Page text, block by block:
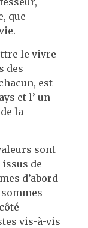
que
le vivre
des
est
et l’ un
la
sont
de
d’abord
vis-à-vis